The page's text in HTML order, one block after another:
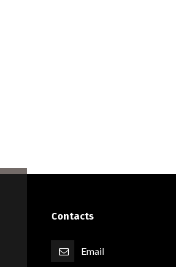
Contacts
Email